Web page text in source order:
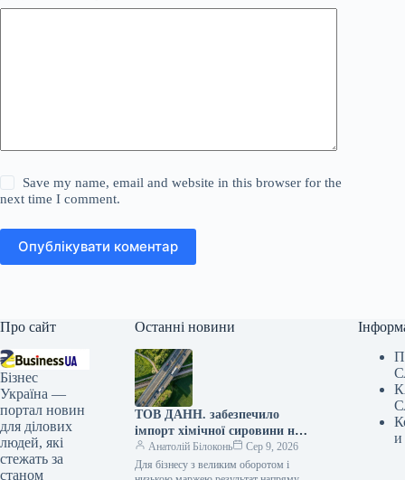
Save my name, email and website in this browser for the
next time I comment.
Опублікувати коментар
Про сайт
Бізнес
Україна —
портал новин
для ділових
людей, які
стежать за
станом
Останні новини
ТОВ ДАНН. забезпечило
імпорт хімічної сировини на
110 тис. для українського
трейдера
Анатолій Білоконь
Сер 9, 2026
Для бізнесу з великим оборотом і
и